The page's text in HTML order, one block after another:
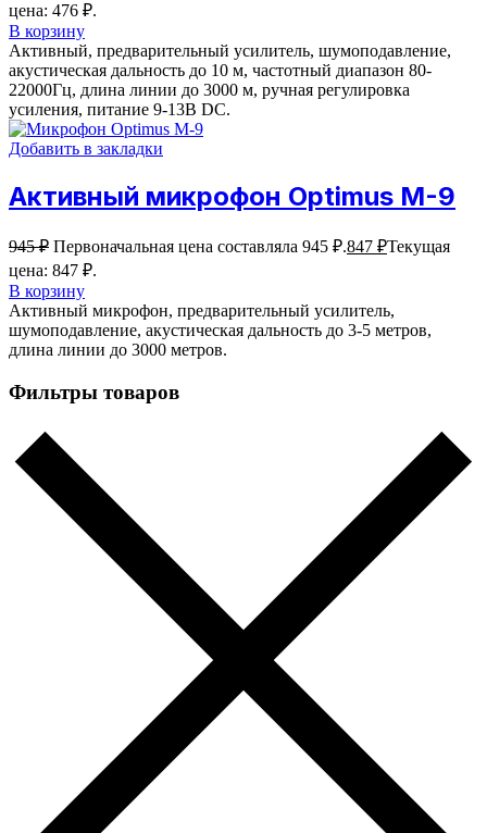
цена: 476 ₽.
В корзину
Активный, предварительный усилитель, шумоподавление,
акустическая дальность до 10 м, частотный диапазон 80-
22000Гц, длина линии до 3000 м, ручная регулировка
усиления, питание 9-13В DC.
Добавить в закладки
Активный микрофон Optimus M-9
945₽ Первоначальная цена составляла 945 ₽.847 ₽Текущая
цена: 847 ₽.
В корзину
Активный микрофон, предварительный усилитель,
шумоподавление, акустическая дальность до 3-5 метров,
длина линии до 3000 метров.
Фильтры товаров